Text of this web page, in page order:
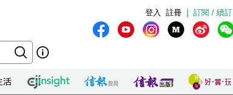
訂閱 / 續訂
註冊
登入